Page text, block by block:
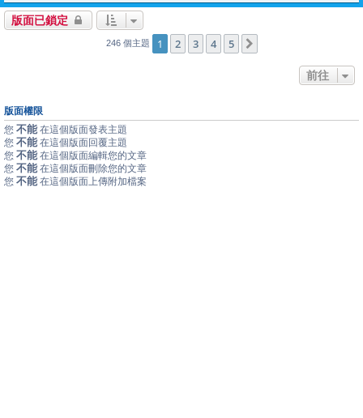
版面已鎖定
246 個主題 1 2 3 4 5
前往
版面權限
您 不能 在這個版面發表主題
您 不能 在這個版面回覆主題
您 不能 在這個版面編輯您的文章
您 不能 在這個版面刪除您的文章
您 不能 在這個版面上傳附加檔案